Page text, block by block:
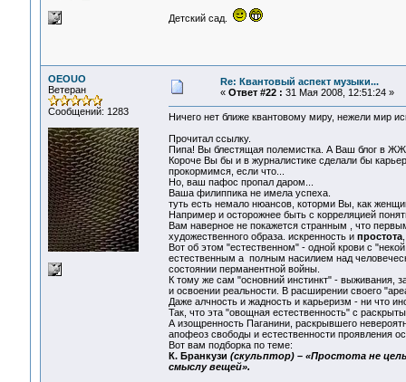
Детский сад.
OEOUO
Ветеран
Сообщений: 1283
Re: Квантовый аспект музыки...
« Ответ #22 : 31 Мая 2008, 12:51:24 »
Ничего нет ближе квантовому миру, нежели мир
Прочитал ссылку.
Пипа! Вы блестящая полемистка. А Ваш блог в
Короче Вы бы и в журналистике сделали бы
прокормимся, если что...
Но, ваш пафос пропал даром...
Ваша филиппика не имела успеха.
туть есть немало нюансов, которми Вы, как
Например и осторожнее быть с корреляцией
Вам наверное не покажется странным , что
художественного образа. искренность и простота,
Вот об этом "естественном" - одной крови с
естественным а полным насилием над
состоянии перманентной войны.
К тому же сам "основний инстинкт" - выживания,
и освоении реальности. В расширении своего
Даже алчность и жадность и карьеризм - ни что
Так, что эта "овощная естественность" с
А изощренность Паганини, раскрывшего
апофеоз свободы и естественности проявления
Вот вам подборка по теме:
К. Бранкузи (скульптор) – «Простота не
смыслу вещей».